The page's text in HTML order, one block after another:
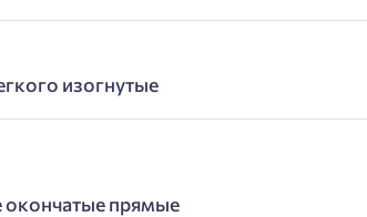
изогнутые
прямые